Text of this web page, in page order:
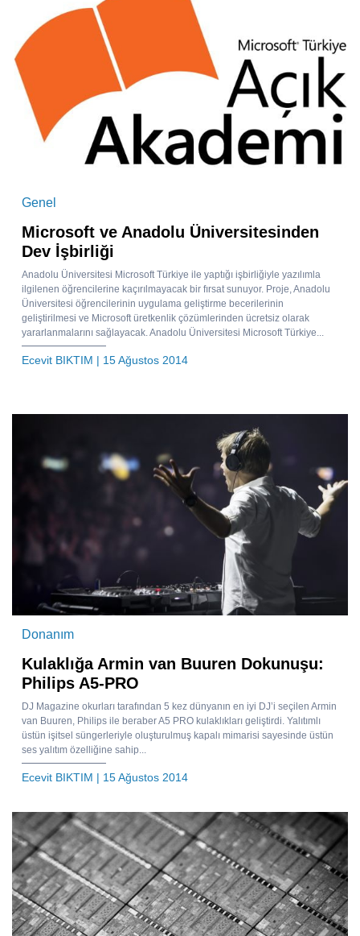
Genel
Microsoft ve Anadolu Üniversitesinden
Dev İşbirliği
Anadolu Üniversitesi Microsoft Türkiye ile yaptığı işbirliğiyle yazılımla
ilgilenen öğrencilerine kaçırılmayacak bir fırsat sunuyor. Proje, Anadolu
Üniversitesi öğrencilerinin uygulama geliştirme becerilerinin
geliştirilmesi ve Microsoft üretkenlik çözümlerinden ücretsiz olarak
yararlanmalarını sağlayacak. Anadolu Üniversitesi Microsoft Türkiye...
Ecevit BIKTIM | 15 Ağustos 2014
Donanım
Kulaklığa Armin van Buuren Dokunuşu:
Philips A5-PRO
DJ Magazine okurları tarafından 5 kez dünyanın en iyi DJ’i seçilen Armin
van Buuren, Philips ile beraber A5 PRO kulaklıkları geliştirdi. Yalıtımlı
üstün işitsel süngerleriyle oluşturulmuş kapalı mimarisi sayesinde üstün
ses yalıtım özelliğine sahip...
Ecevit BIKTIM | 15 Ağustos 2014